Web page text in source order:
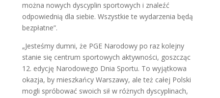
można nowych dyscyplin sportowych i znaleźć
odpowiednią dla siebie. Wszystkie te wydarzenia będą
bezpłatne”.
„Jesteśmy dumni, że PGE Narodowy po raz kolejny
stanie się centrum sportowych aktywności, goszcząc
12. edycję Narodowego Dnia Sportu. To wyjątkowa
okazja, by mieszkańcy Warszawy, ale też całej Polski
mogli spróbować swoich sił w różnych dyscyplinach,